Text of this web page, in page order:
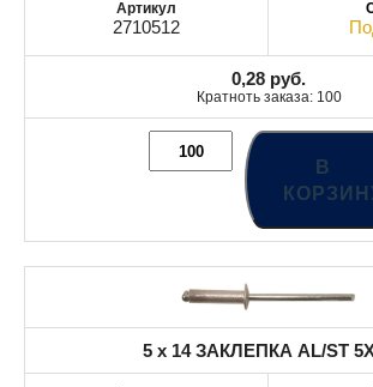
2710512
0,28 руб.
Кратноть заказа: 100
В
5 x 14 ЗАКЛЕПКА AL/ST